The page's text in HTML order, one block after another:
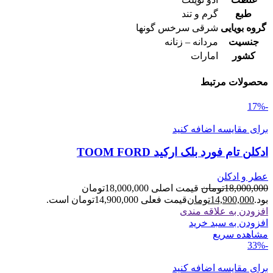
طبع
گرم و تند
گروه بویایی شرقی سرخس گونها
جنسیت
مردانه – زنانه
کشور
امارات
محصولات مرتبط
-17%
برای مقایسه اضافه کنید
ادکلن تام فورد بلک ارکید TOOM FORD
عطر و ادکلن
18,000,000تومان
قیمت اصلی 18,000,000تومان
بود.14,900,000تومانقیمت فعلی 14,900,000تومان است.
افزودن به علاقه مندی
افزودن به سبد خرید
مشاهده سریع
-33%
برای مقایسه اضافه کنید